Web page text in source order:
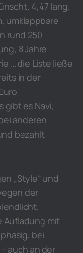
4,47 lang,
umklappbare
rund 250
8 Jahre
… die Liste ließe
in der
gibt es Navi,
anderen
bezahlt
„Style“ und
der
Aufladung mit
bei
auch an der